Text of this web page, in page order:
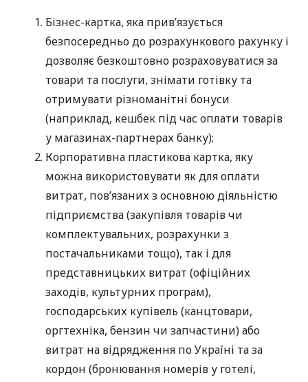
Бізнес-картка, яка прив’язується
безпосередньо до розрахункового рахунку і
дозволяє безкоштовно розраховуватися за
товари та послуги, знімати готівку та
отримувати різноманітні бонуси
(наприклад, кешбек під час оплати товарів
у магазинах-партнерах банку);
Корпоративна пластикова картка, яку
можна використовувати як для оплати
витрат, пов’язаних з основною діяльністю
підприємства (закупівля товарів чи
комплектувальних, розрахунки з
постачальниками тощо), так і для
представницьких витрат (офіційних
заходів, культурних програм),
господарських купівель (канцтовари,
оргтехніка, бензин чи запчастини) або
витрат на відрядження по Україні та за
кордон (бронювання номерів у готелі,